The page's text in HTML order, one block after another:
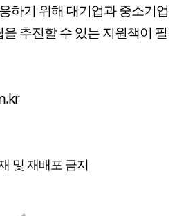
하기 위해 대기업과 중소기업
추진할 수 있는 지원책이 필
및 재배포 금지